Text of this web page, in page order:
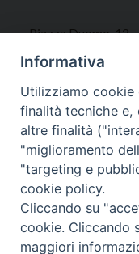
Piazza Duomo, 12
Tel 0831.521958
Fax 0831.528315
Orari Curia
Mar. / Mer. / Giov.
nei mesi estivi solo
Informativa
Utilizziamo
finalità tecniche e,
altre finalità
"miglioramento
"targeting e
cookie policy.
Cliccando su
cookie. Cliccando
maggiori